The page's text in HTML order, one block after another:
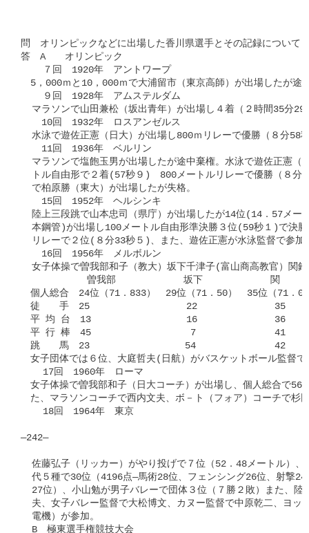
問　オリンピックなどに出場した香川県選手とその記録について
答　A　　オリンピック
    ７回　1920年　アントワープ
5，000ｍと10，000ｍで大浦留市（東京高師）が出場したが途
    ９回　1928年　アムステルダム
マラソンで山田兼松（坂出青年）が出場し４着（２時間35分29
  　10回　1932年　ロスアンゼルス
水泳で遊佐正憲（日大）が出場し800ｍリレーで優勝（８分58
  　11回　1936年　ベルリン
マラソンで塩飽玉男が出場したが途中棄権。水泳で遊佐正憲（
トル自由形で２着(57秒９)　800メートルリレーで優勝（８分
  で柏原勝（東大）が出場したが失格。
  　15回　1952年　ヘルシンキ
陸上三段跳で山本忠司（県庁）が出場したが14位(14．57メー
本鋼管)が出場し100メートル自由形準決勝３位(59秒１)で決
リレーで２位(８分33秒５)、また、遊佐正憲が水泳監督で参
  　16回　1956年　メルボルン
女子体操で曽我部和子（教大）坂下千津子(富山商高教官）関
            曽我部　　　　　　　坂下　　　　　　　関
個人総合　24位（71．833）　29位（71．50）　35位（71．
徒　　手　25		      22              35
平 均 台　13	              16              36
平 行 棒　45		　     7	      41
跳　　馬　23	　            54	      42
女子団体では６位、大庭哲夫(日航）がバスケットボール監督で
    17回　1960年　ローマ
女子体操で曽我部和子（日大コーチ）が出場し、個人総合で56
た、マラソンコーチで西内文夫、ボ－ト（フォア）コーチで杉
    18回　1964年　東京
―242―
佐藤弘子（リッカー）がやり投げで７位（52．48メートル）、
代５種で30位（4196点―馬術28位、フェンシング26位、射撃24
27位）、小山勉が男子バレーで団体３位（７勝２敗）また、陸
夫、女子バレー監督で大松博文、カヌー監督で中原乾二、ヨッ
  電機）が参加。
  B　極東選手権競技大会